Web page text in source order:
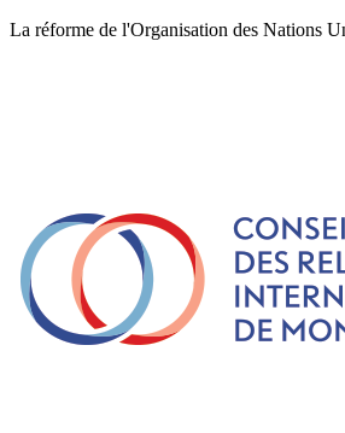
La réforme de l'Organisation des Nations